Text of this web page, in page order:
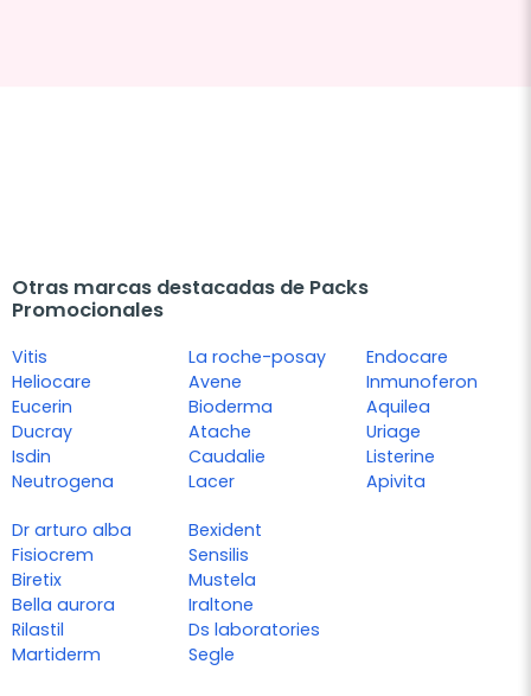
Otras marcas destacadas de Packs
Promocionales
Vitis
Heliocare
Eucerin
Ducray
Isdin
Neutrogena
La roche-posay
Avene
Bioderma
Atache
Caudalie
Lacer
Endocare
Inmunoferon
Aquilea
Uriage
Listerine
Apivita
Dr arturo alba
Fisiocrem
Biretix
Bella aurora
Rilastil
Martiderm
Bexident
Sensilis
Mustela
Iraltone
Ds laboratories
Segle